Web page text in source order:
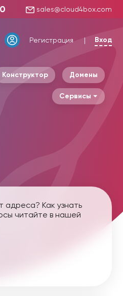
sales@cloud4box.com
Регистрация Вход
Конструктор Домены
Сервисы
адреса? Как узнать
читайте в нашей